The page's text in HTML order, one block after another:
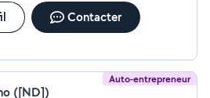
Contacter
Auto-entrepreneur
([ND])